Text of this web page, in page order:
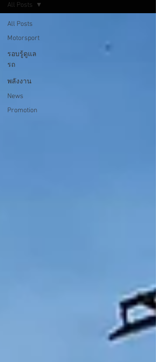
All Posts
Motorsport
รอบรู้ดูแล
รถ
พลังงาน
News
Promotion
All Posts